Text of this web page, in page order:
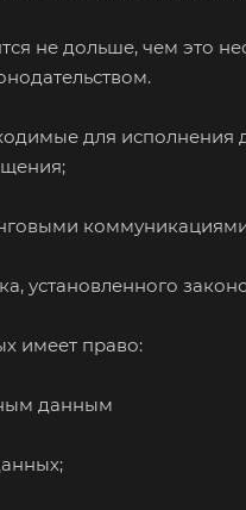
не дольше, чем это
для исполнения
установленного
имеет право:
данным